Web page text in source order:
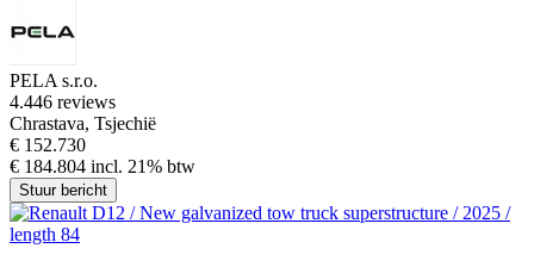
PELA s.r.o.
4.446 reviews
Chrastava, Tsjechië
€ 152.730
€ 184.804 incl. 21% btw
Stuur bericht